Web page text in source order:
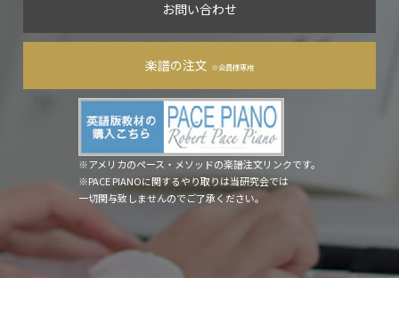
お問い合わせ
楽譜の注文 ※会員様専用
※アメリカのペース・メソッドの楽譜注文リンクです。
※PACE PIANOに関するやり取りは当研究会では
一切関与致しませんのでご了承ください。